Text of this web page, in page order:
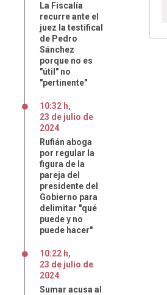
La Fiscalía
recurre ante el
juez la testifical
de Pedro
Sánchez
porque no es
"útil" no
"pertinente"
10:32 h,
23 de julio de
2024
Rufián aboga
por regular la
figura de la
pareja del
presidente del
Gobierno para
delimitar "qué
puede y no
puede hacer"
10:22 h,
23 de julio de
2024
Sumar acusa al